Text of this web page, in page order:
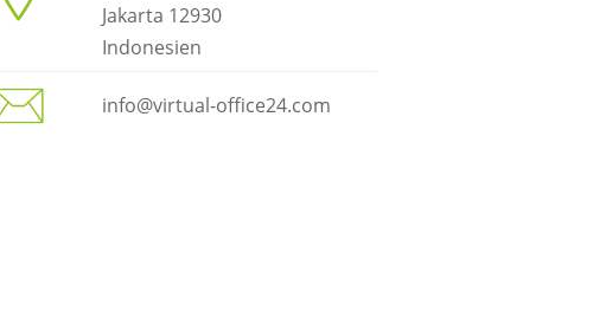
Jakarta 12930
Indonesien
info@virtual-office24.com